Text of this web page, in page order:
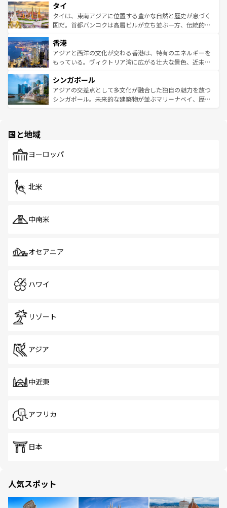
リティに包まれながら、韓国の多彩な魅力を心ゆくまで味
わってみてほしい。 なお、新着の韓国情報はコンテンツ一
覧を参照してほしい。
急速な発展と共に伝統が息づく。ハノイの古い町並みやホ
ーチミン市のフランス統治時代の建物も、独特の雰囲気を
醸し出している。また、バラエティの豊かさとおいしさで
とつ。フォーやバインミー、ベトナムコーヒーなどは、ぜ
ひ現地で味わいたい。どの地域を訪れてもあたたかい人々
が旅行者を迎えてくれるので、きっと忘れられない旅にな
参照してほしい。
タイ
タイは、東南アジアに位置する豊かな自然と歴史が息づく
国だ。首都バンコクは高層ビルが立ち並ぶ一方、伝統的な
の活気が交差している。北部ではチェンマイなどの山岳地
帯で自然と触れ合い、南部ではプーケットやクラビの美し
いビーチでリゾート気分を楽しむことができる。タイ料理
激する。気候は一年中温暖で、どの季節にも異なる楽しみ
が待っている。親しみやすいタイの人々、仏教を中心とし
た文化、そして多様な観光資源が、訪れる旅人を魅了し続
香港
アジアと西洋の文化が交わる香港は、特有のエネルギーを
もっている。ヴィクトリア湾に広がる壮大な景色、近未来
み、どこを訪れても感動するはず。観光スポットが密集し
ており、効率よく見どころを回れるのも魅力。息をのむよ
うな絶景から文化的な体験まで、香港を存分に楽しみ尽く
シンガポール
アジアの交差点として多文化が融合した独自の魅力を放つ
シンガポール。未来的な建築物が並ぶマリーナベイ、歴史
で、ホーカーズは地元の風情を楽しめる外せないスポット
国と地域
ヨーロッパ
北米
中南米
オセアニア
ハワイ
リゾート
アジア
中近東
アフリカ
日本
人気スポット